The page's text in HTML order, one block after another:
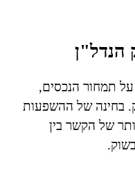
הנדל"ן
תמחור הנכסים,
בחינה של ההשפעות
של הקשר בין